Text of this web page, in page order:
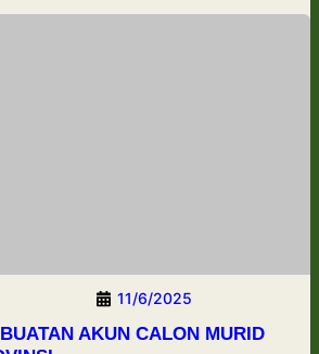
11/6/2025
AKUN CALON MURID